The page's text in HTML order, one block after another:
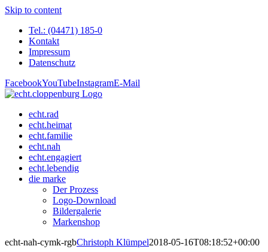
Skip to content
Tel.: (04471) 185-0
Kontakt
Impressum
Datenschutz
FacebookYouTubeInstagramE-Mail
echt.rad
echt.heimat
echt.familie
echt.nah
echt.engagiert
echt.lebendig
die marke
Der Prozess
Logo-Download
Bildergalerie
Markenshop
echt-nah-cymk-rgbChristoph Klümpel2018-05-16T08:18:52+00:00